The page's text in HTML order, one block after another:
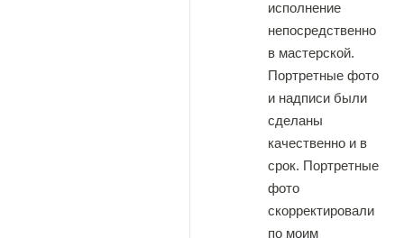
исполнение
непосредственно
в мастерской.
Портретные фото
и надписи были
сделаны
качественно и в
срок. Портретные
фото
скорректировали
по моим